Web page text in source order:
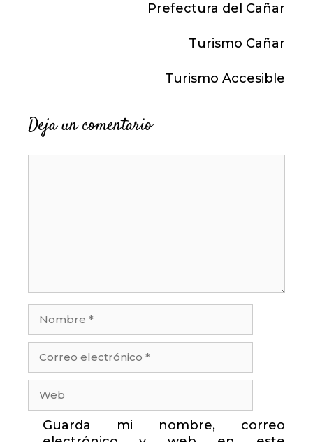
Prefectura del Cañar
Turismo Cañar
Turismo Accesible
Deja un comentario
electrónico
Guarda mi nombre, correo